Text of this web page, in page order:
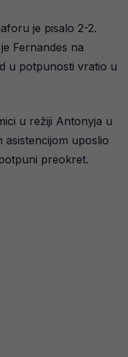
je pisalo 2-2.
Fernandes na
u potpunosti vratio u
u režiji Antonyja u
asistencijom uposlio
preokret.